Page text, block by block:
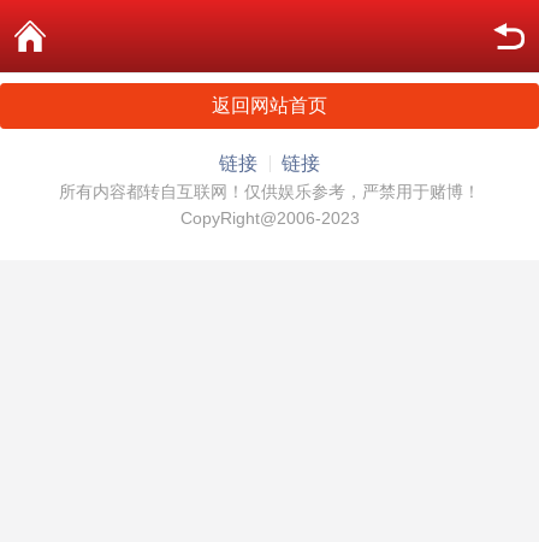
返回网站首页
链接 链接
所有内容都转自互联网！仅供娱乐参考，严禁用于赌博！
CopyRight@2006-2023